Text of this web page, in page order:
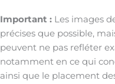
Important : Les images
précises que possible,
peuvent ne pas refléter
notamment en ce qui
ainsi que le placement